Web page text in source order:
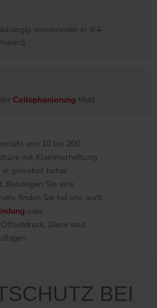
voneinander in 4/4-
Cellophanierung Matt
von 10 bis 200
mit Klammerheftung
gewohnt hoher
Benötigen Sie eine
finden Sie bei uns auch
oder
Diese sind
BEI